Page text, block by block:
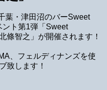
葉・津田沼のバーSweet
ント第1弾「Sweet
條智之」が開催されます！
、フェルディナンズを使
致します！